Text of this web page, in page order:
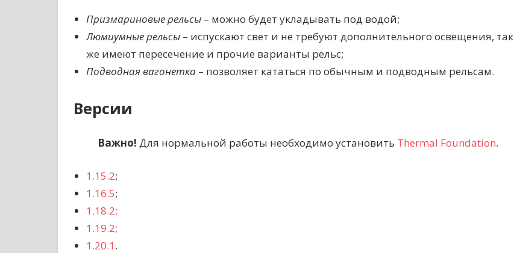
Призмариновые рельсы– можно будет укладывать под водой;
Люмиумные рельсы – испускают свет и не требуют дополнительного освещения, так
же имеют пересечение и прочие варианты рельс;
Подводная вагонетка– позволяет кататься по обычным и подводным рельсам.
Версии
Важно! Для нормальной работы необходимо установить Thermal Foundation.
1.15.2;
1.16.5;
1.18.2;
1.19.2;
1.20.1.